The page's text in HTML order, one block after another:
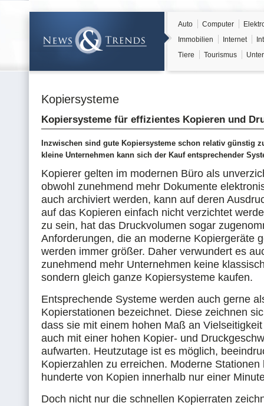
Auto Computer
Immobilien
Internet
Tiere
Tourismus
Kopiersysteme
Kopiersysteme für effizientes Kopieren und
Inzwischen sind gute Kopiersysteme schon relativ günstig
kleine Unternehmen kann sich der Kauf entsprechender
Kopierer gelten im modernen Büro als
obwohl zunehmend mehr Dokumente
auch archiviert werden, kann auf deren
auf das Kopieren einfach nicht verzichtet
zu sein, hat das Druckvolumen sogar
Anforderungen, die an moderne Kopiergeräte
werden immer größer. Daher verwundert es
zunehmend mehr Unternehmen keine
sondern gleich ganze Kopiersysteme kaufen.
Entsprechende Systeme werden auch gerne
Kopierstationen bezeichnet. Diese zeichnen
dass sie mit einem hohen Maß an
auch mit einer hohen Kopier- und
aufwarten. Heutzutage ist es möglich,
Kopierzahlen zu erreichen. Moderne Stationen
hunderte von Kopien innerhalb nur einer
Doch nicht nur die schnellen Kopierraten